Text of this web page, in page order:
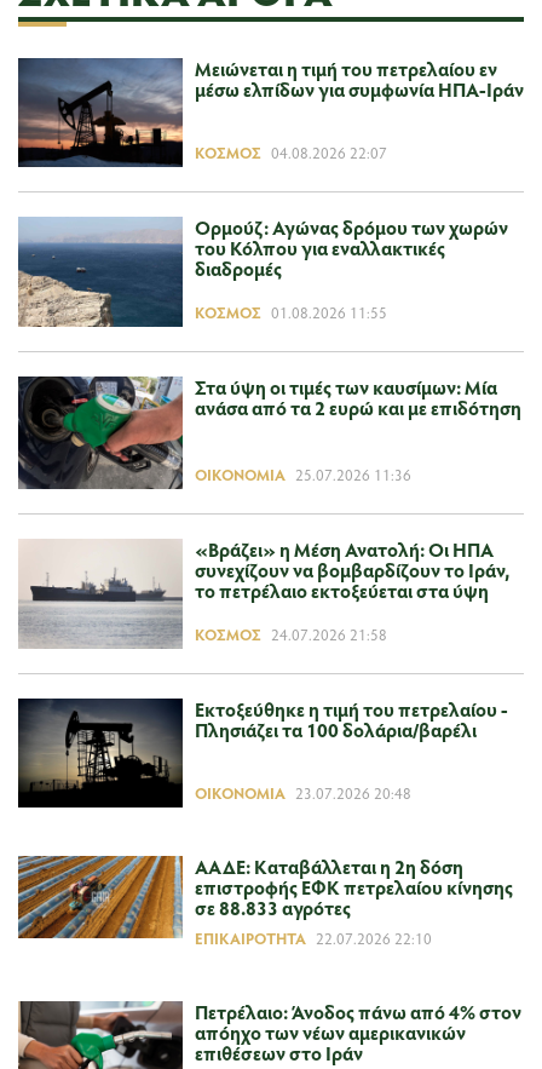
Μειώνεται η τιμή του πετρελαίου εν
μέσω ελπίδων για συμφωνία ΗΠΑ-Ιράν
ΚΌΣΜΟΣ 04.08.2026 22:07
Ορμούζ: Αγώνας δρόμου των χωρών
του Κόλπου για εναλλακτικές
διαδρομές
ΚΌΣΜΟΣ 01.08.2026 11:55
Στα ύψη οι τιμές των καυσίμων: Μία
ανάσα από τα 2 ευρώ και με επιδότηση
ΟΙΚΟΝΟΜΊΑ 25.07.2026 11:36
«Βράζει» η Μέση Ανατολή: Οι ΗΠΑ
συνεχίζουν να βομβαρδίζουν το Ιράν,
το πετρέλαιο εκτοξεύεται στα ύψη
ΚΌΣΜΟΣ 24.07.2026 21:58
Εκτοξεύθηκε η τιμή του πετρελαίου -
Πλησιάζει τα 100 δολάρια/βαρέλι
ΟΙΚΟΝΟΜΊΑ 23.07.2026 20:48
ΑΑΔΕ: Καταβάλλεται η 2η δόση
επιστροφής ΕΦΚ πετρελαίου κίνησης
σε 88.833 αγρότες
ΕΠΙΚΑΙΡΌΤΗΤΑ 22.07.2026 22:10
Πετρέλαιο: Άνοδος πάνω από 4% στον
απόηχο των νέων αμερικανικών
επιθέσεων στο Ιράν